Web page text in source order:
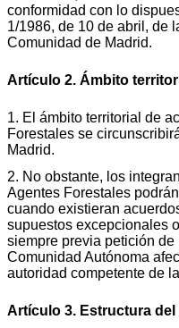
conformidad con lo
1/1986, de 10 de abril, de
Comunidad de Madrid.
Artículo 2. Ámbito
1. El ámbito territorial de
Forestales se
Madrid.
2. No obstante, los
Agentes Forestales
cuando existieran
supuestos excepcionales
siempre previa petición
Comunidad Autónoma
autoridad competente de
Artículo 3. Estructura